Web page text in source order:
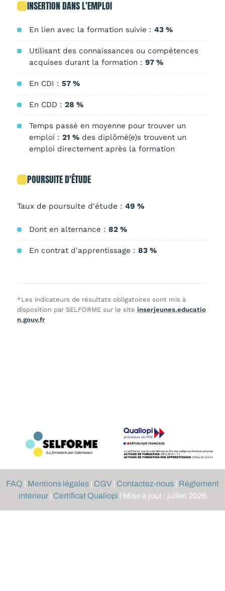
INSERTION DANS L'EMPLOI
En lien avec la formation suivie : 43 %
Utilisant des connaissances ou compétences
acquises durant la formation : 97 %
En CDI : 57 %
En CDD : 28 %
Temps passé en moyenne pour trouver un
emploi : 21 % des diplômé(e)s trouvent un
emploi directement après la formation
POURSUITE D'ÉTUDE
Taux de poursuite d'étude : 49 %
Dont en alternance : 82 %
En contrat d'apprentissage : 83 %
*Les indicateurs de résultats obligatoires sont mis à
disposition par SELFORME sur le site inserjeunes.educatio
n.gouv.fr
FAQ Mentions légales CGV Contactez-nous
Réglement
intérieur
Certificat Qualiopi | Mise à jour : juillet 2026